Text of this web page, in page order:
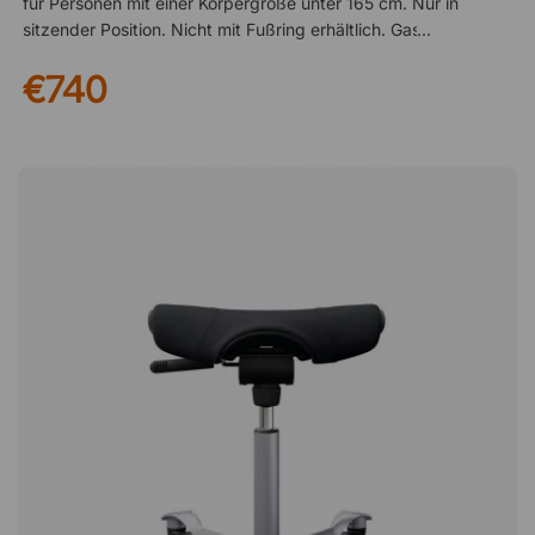
sitzender Position. Nicht mit Fußring erhältlich. Gasfeder 200
Körpergröße ab 165 cm. Nur in sitzender Position. Kann auch
mit Fußring gekauft werden. Gasfeder 265 mm (Sitzhöhe 570-
wenn Sie mit Ihrem Kollegen sprechen. Indem Sie Ihre
Sitzposition mehrmals am Tag ändern, können Sie
beispielsweise häufige Verletzungen von Rücken, Nacken und
Schultern vermeiden. Korrekte Belastung trainiert den Körper
Der Sattelsitz ermöglicht eine aktive Arbeitsposition, in der die
der Lendenwirbelsäule, wodurch die Hüften offen und die
€740